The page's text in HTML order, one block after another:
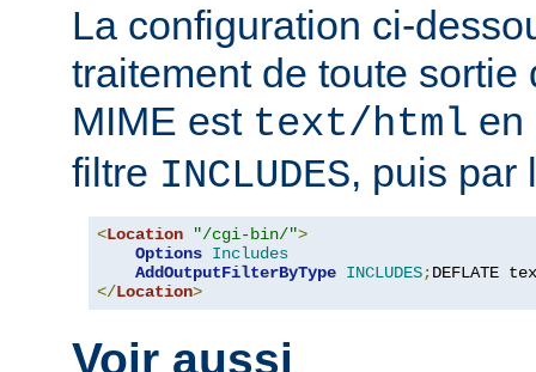
La configuration ci-
traitement de toute sortie
MIME est text/html en
filtre INCLUDES, puis par
<Location "/cgi-bin/">
Options Includes
AddOutputFilterByType INCLUDES;DEFLATE
</Location>
Voir aussi